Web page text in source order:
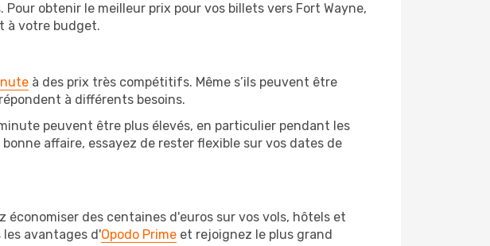
obtenir le meilleur prix pour vos billets vers Fort Wayne,
à votre budget.
à des prix très compétitifs. Même s’ils peuvent être
à différents besoins.
peuvent être plus élevés, en particulier pendant les
affaire, essayez de rester flexible sur vos dates de
économiser des centaines d'euros sur vos vols, hôtels et
avantages d'Opodo Prime et rejoignez le plus grand